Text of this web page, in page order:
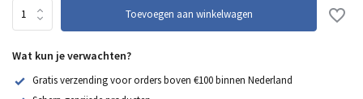
Toevoegen aan winkelwagen
Wat kun je verwachten?
Gratis verzending voor orders boven €100 binnen Nederland